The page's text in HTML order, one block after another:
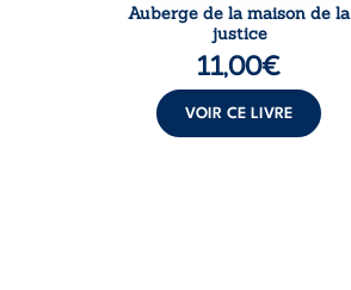
Auberge de la maison de la
justice
11,00€
VOIR CE LIVRE